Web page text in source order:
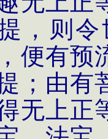
，则
便有预
；由有
无上正